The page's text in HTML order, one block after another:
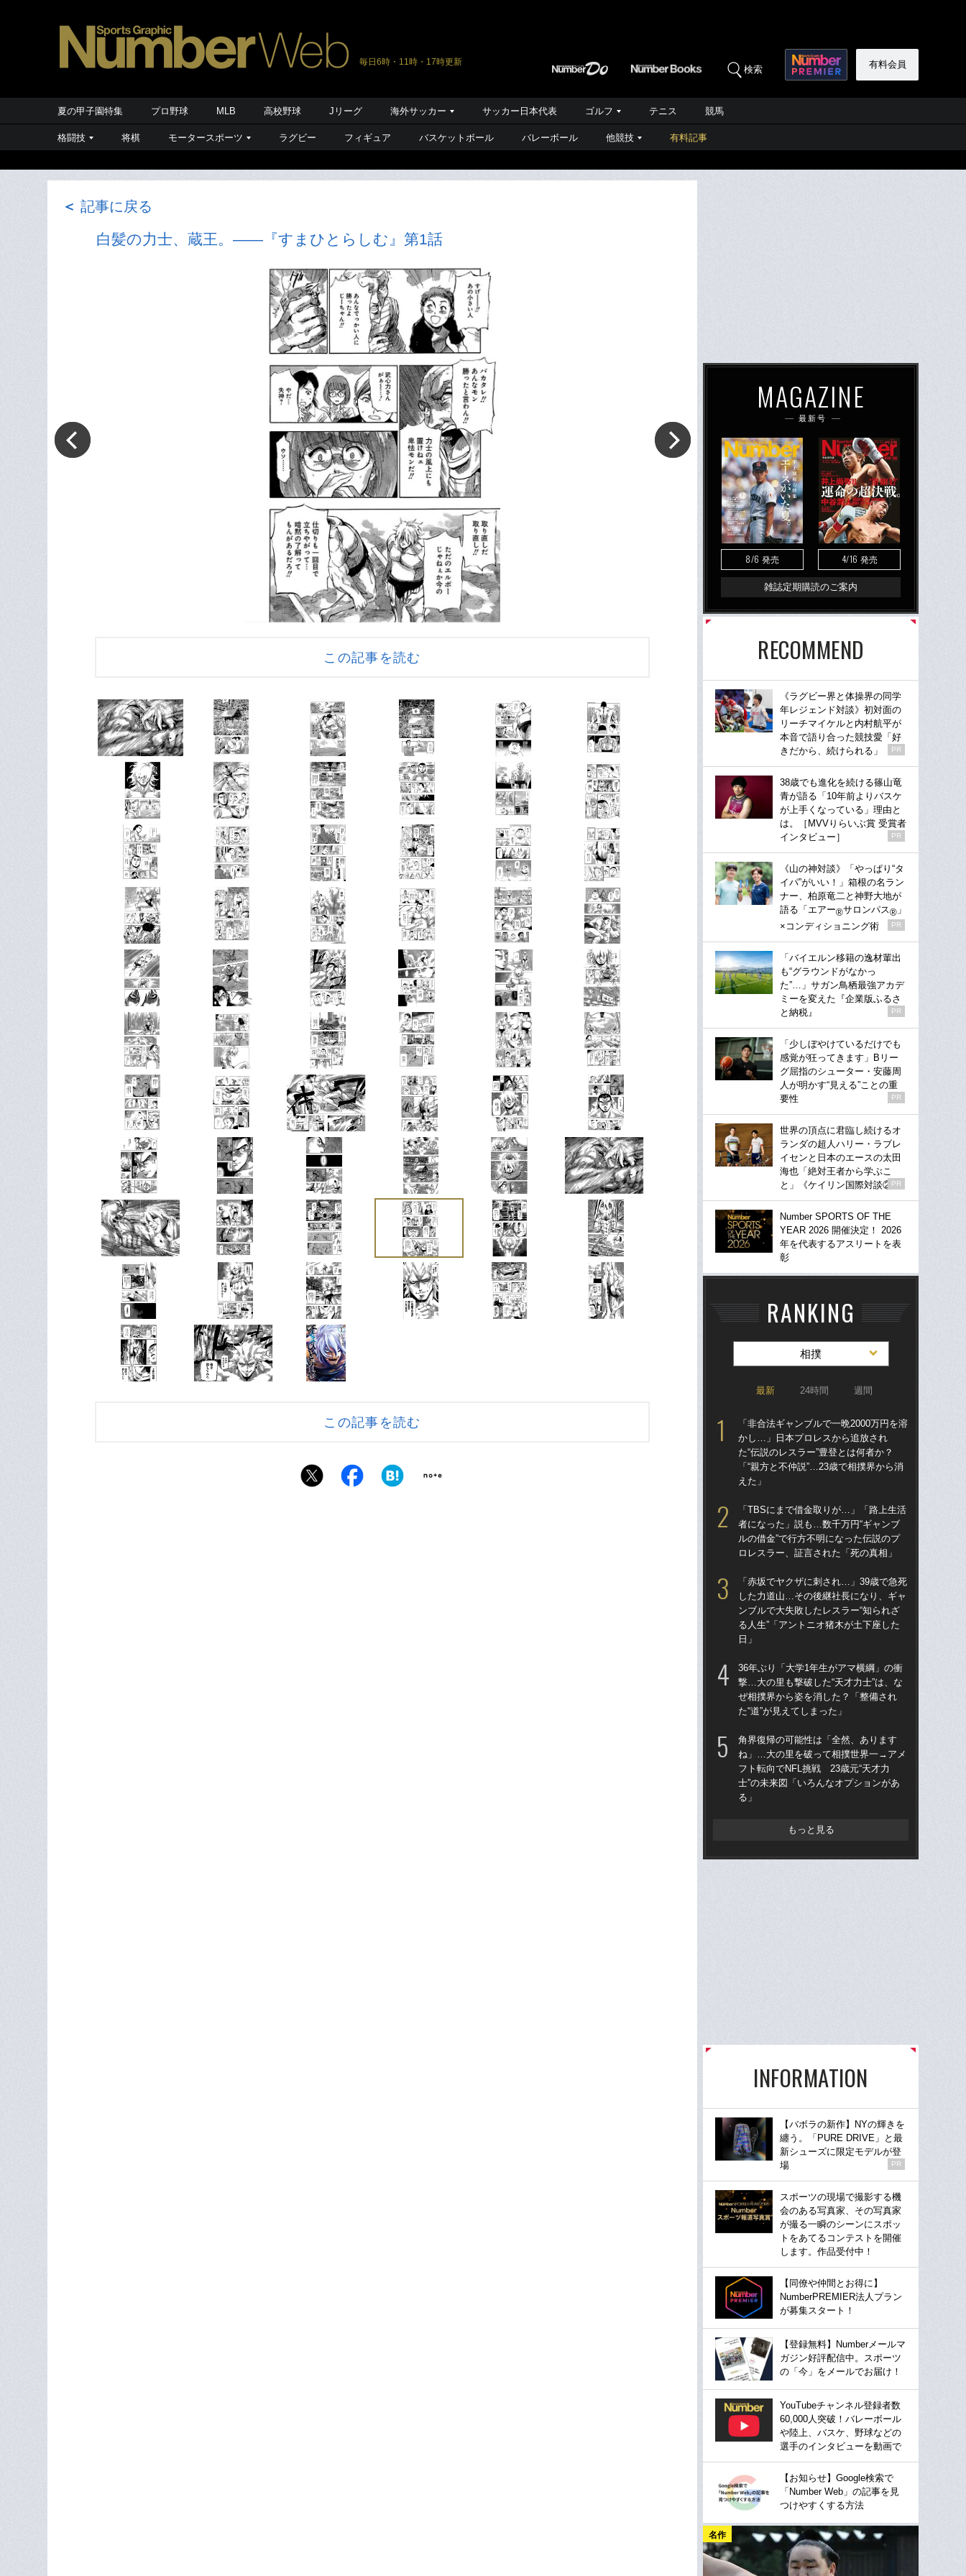
毎日6時・11時・17時更新
検索 有料会員
夏の甲子園特集 プロ野球 MLB 高校野球 Jリーグ 海外サッカー サッカー日本代表 ゴルフ テニス 競馬
格闘技 将棋 モータースポーツ ラグビー フィギュア バスケットボール バレーボール 他競技 有料記事
＜ 記事に戻る
白髪の力士、蔵王。――『すまひとらしむ』第1話
この記事を読む
この記事を読む
MAGAZINE
最新号
8/6 発売 4/16 発売
雑誌定期購読のご案内
RECOMMEND
《ラグビー界と体操界の同学
年レジェンド対談》初対面の
リーチマイケルと内村航平が
本音で語り合った競技愛「好
きだから、続けられる」
PR
38歳でも進化を続ける篠山竜
青が語る「10年前よりバスケ
が上手くなっている」理由と
は。［MVVりらいぶ賞 受賞者
インタビュー］
PR
《山の神対談》「やっぱり“タ
イパ”がいい！」箱根の名ラン
ナー、柏原竜二と神野大地が
語る「エアー®サロンパス® 」
×コンディショニング術
PR
「バイエルン移籍の逸材輩出
も“グラウンドがなかっ
た”…」サガン鳥栖最強アカデ
ミーを変えた『企業版ふるさ
と納税』
PR
「少しぼやけているだけでも
感覚が狂ってきます」Bリー
グ屈指のシューター・安藤周
人が明かす“見える”ことの重
要性
PR
世界の頂点に君臨し続けるオ
ランダの超人ハリー・ラブレ
イセンと日本のエースの太田
海也「絶対王者から学ぶこ
と」《ケイリン国際対談②》
PR
Number SPORTS OF THE
YEAR 2026 開催決定！ 2026
年を代表するアスリートを表
彰
RANKING
相撲
最新 24時間 週間
「非合法ギャンブルで一晩2000万円を溶
かし…」日本プロレスから追放され
た“伝説のレスラー”豊登とは何者か？
「“親方と不仲説”…23歳で相撲界から消
えた」
「TBSにまで借金取りが…」「路上生活
者になった」説も…数千万円“ギャンブ
ルの借金”で行方不明になった伝説のプ
ロレスラー、証言された「死の真相」
「赤坂でヤクザに刺され…」39歳で急死
した力道山…その後継社長になり、ギャ
ンブルで大失敗したレスラー“知られざ
る人生”「アントニオ猪木が土下座した
日」
36年ぶり「大学1年生がアマ横綱」の衝
撃…大の里も撃破した“天才力士”は、な
ぜ相撲界から姿を消した？「整備され
た“道”が見えてしまった」
角界復帰の可能性は「全然、あります
ね」…大の里を破って相撲世界一→アメ
フト転向でNFL挑戦 23歳元“天才力
士”の未来図「いろんなオプションがあ
る」
もっと見る
INFORMATION
【バボラの新作】NYの輝きを
纏う。「PURE DRIVE」と最
新シューズに限定モデルが登
場
PR
スポーツの現場で撮影する機
会のある写真家、その写真家
が撮る一瞬のシーンにスポッ
トをあてるコンテストを開催
します。作品受付中！
【同僚や仲間とお得に】
NumberPREMIER法人プラン
が募集スタート！
【登録無料】Numberメールマ
ガジン好評配信中。スポーツ
の「今」をメールでお届け！
YouTubeチャンネル登録者数
60,000人突破！バレーボール
や陸上、バスケ、野球などの
選手のインタビューを動画で
【お知らせ】Google検索で
「Number Web」の記事を見
つけやすくする方法
名作